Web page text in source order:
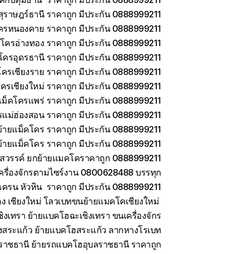
าษฎร์ธานี ราคาถูก มีประกัน 0888999211
หนองคาย ราคาถูก มีประกัน 0888999211
รอ่างทอง ราคาถูก มีประกัน 0888999211
รอุดรธานี ราคาถูก มีประกัน 0888999211
รเชียงราย ราคาถูก มีประกัน 0888999211
เชียงใหม่ ราคาถูก มีประกัน 0888999211
คโครแพร่ ราคาถูก มีประกัน 0888999211
ม่ฮ่องสอน ราคาถูก มีประกัน 0888999211
ยแม็คโคร ราคาถูก มีประกัน 0888999211
ยแม็คโคร ราคาถูก มีประกัน 0888999211
รรค์ ยกย้ายแมคโคราคาถูก 0888999211
รื่องจักรตามไซร์งาน 0800628488 บรรทุก
ครน หัวหิน ราคาถูก มีประกัน 0888999211
เชียงใหม่ โลวเบทขนย้ายแมคโคเชียงใหม่
เทรา ย้ายแบคโฮฉะเชิงเทรา ขนเครื่องจักร
ระแก้ว ย้ายแบคโฮสระแก้ว ลากหางโรเบท
ชธานี ย้ายรถแบคโฮอุบลราชธานี ราคาถูก